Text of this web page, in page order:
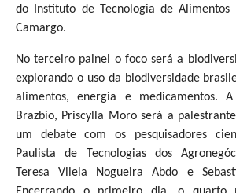
do Instituto de Tecnologia de Alimentos
Camargo.
No terceiro painel o foco será a
explorando o uso da biodiversidade
alimentos, energia e medicamentos.
Brazbio, Priscylla Moro será a
um debate com os pesquisadores
Paulista de Tecnologias dos
Teresa Vilela Nogueira Abdo e